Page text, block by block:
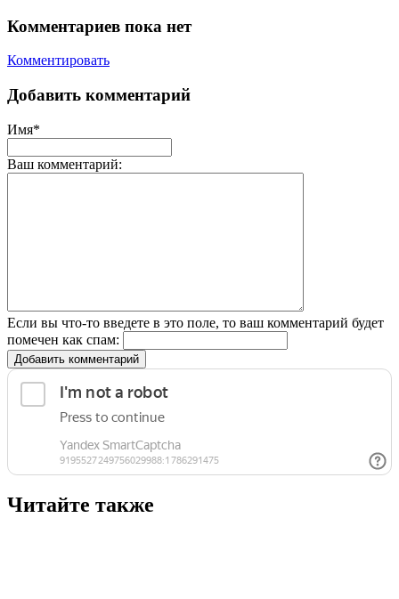
Комментариев пока нет
Комментировать
Добавить комментарий
Имя*
Ваш комментарий:
Если вы что-то введете в это поле, то ваш комментарий будет
помечен как спам:
Добавить комментарий
Читайте также